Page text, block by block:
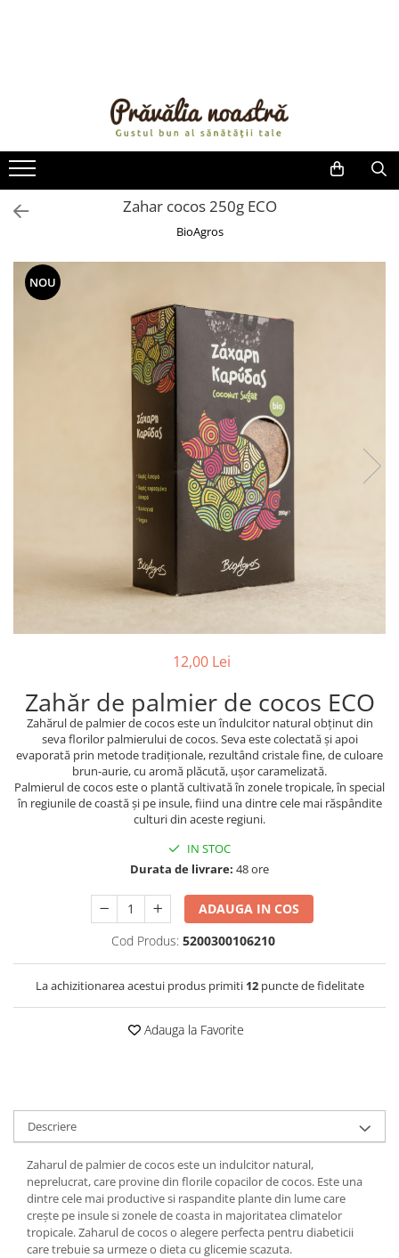
ULEIURI ȘI UNTURI
MĂSLINE
FRUCTE DESHIDRATATE
ÎNDULCITORI NATURALI / MIERE
FRUCTE LA CONSERVĂ
OȚETURI ȘI SOSURI
FĂINĂ FĂRĂ GLUTEN
BĂUTURI / LAPTE VEGETAL
CREME ȘI PASTE TARTINABILE
CIOCOLATĂ ȘI CACAO
BACANIE
PRODUSE ECO / ORGANICE
REMEDII NATURISTE
TOATE PRODUSELE
Zahar cocos 250g ECO
BioAgros
NOU
12,00 Lei
Zahăr de palmier de cocos ECO
Zahărul de palmier de cocos este un îndulcitor natural obținut din
seva florilor palmierului de cocos. Seva este colectată și apoi
evaporată prin metode tradiționale, rezultând cristale fine, de culoare
brun-aurie, cu aromă plăcută, ușor caramelizată.
Palmierul de cocos este o plantă cultivată în zonele tropicale, în special
în regiunile de coastă și pe insule, fiind una dintre cele mai răspândite
culturi din aceste regiuni.
IN STOC
Durata de livrare: 48 ore
ADAUGA IN COS
Cod Produs: 5200300106210
La achizitionarea acestui produs primiti 12puncte de fidelitate
Adauga la Favorite
Descriere
Zaharul de palmier de cocos este un indulcitor natural,
neprelucrat, care provine din florile copacilor de cocos. Este una
dintre cele mai productive si raspandite plante din lume care
crește pe insule si zonele de coasta in majoritatea climatelor
tropicale. Zaharul de cocos o alegere perfecta pentru diabeticii
care trebuie sa urmeze o dieta cu glicemie scazuta.